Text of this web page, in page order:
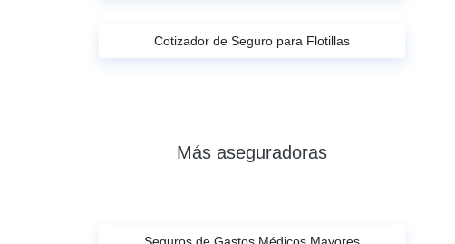
Cotizador de Seguro para Flotillas
Más aseguradoras